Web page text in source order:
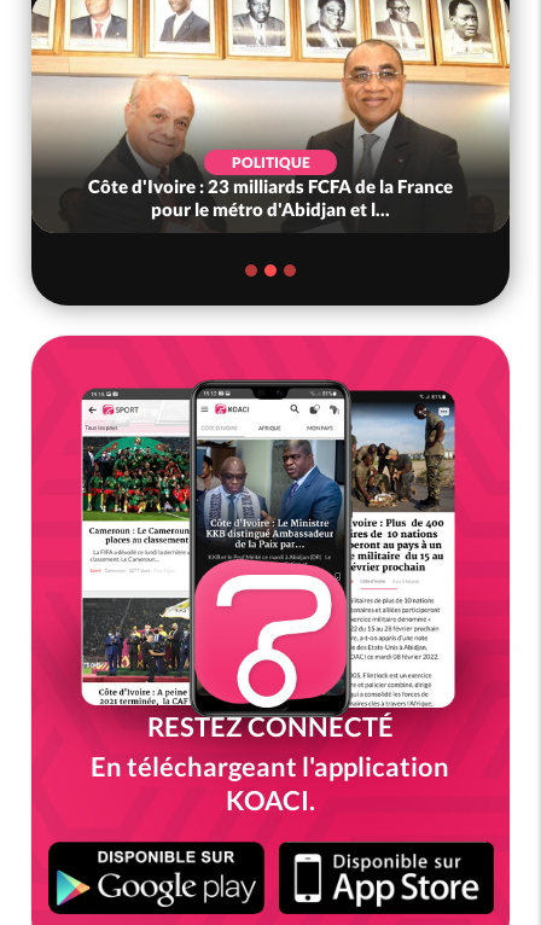
POLITIQUE
Côte d'Ivoire : 23 milliards FCFA de la France
pour le métro d'Abidjan et l...
RESTEZ CONNECTÉ
En téléchargeant l'application
KOACI.